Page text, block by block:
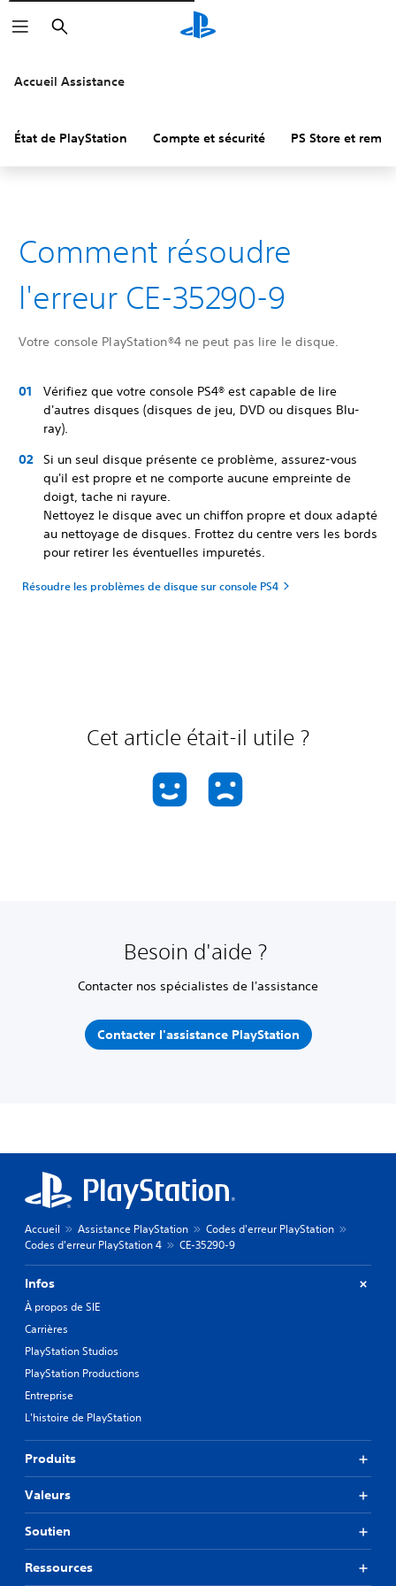
Rechercher
Accueil Assistance
État de PlayStation Compte et sécurité PS Store et
Comment résoudre
l'erreur CE-35290-9
Votre console PlayStation®4 ne peut pas lire le disque.
Vérifiez que votre console PS4® est capable de lire
d'autres disques (disques de jeu, DVD ou disques Blu-
ray).
Si un seul disque présente ce problème, assurez-vous
qu'il est propre et ne comporte aucune empreinte de
doigt, tache ni rayure.
Nettoyez le disque avec un chiffon propre et doux adapté
au nettoyage de disques. Frottez du centre vers les bords
pour retirer les éventuelles impuretés.
Résoudre les problèmes de disque sur console PS4
Cet article était-il utile ?
Besoin d'aide ?
Contacter nos spécialistes de l'assistance
Contacter l'assistance PlayStation
Accueil Assistance PlayStation
Codes d'erreur PlayStation
Codes d'erreur PlayStation 4
CE-35290-9
Infos
À propos de SIE
Carrières
PlayStation Studios
PlayStation Productions
Entreprise
L'histoire de PlayStation
Produits
Valeurs
Soutien
Ressources